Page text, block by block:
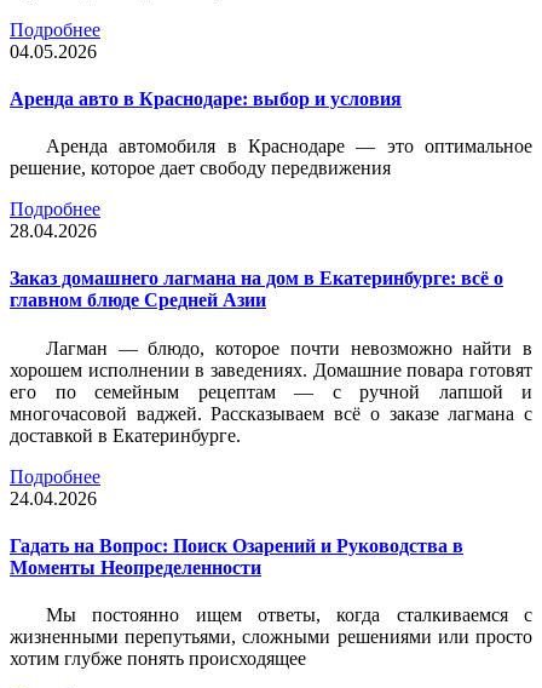
Подробнее
04.05.2026
Аренда авто в Краснодаре: выбор и условия
Аренда автомобиля в Краснодаре — это оптимальное
решение, которое дает свободу передвижения
Подробнее
28.04.2026
Заказ домашнего лагмана на дом в Екатеринбурге: всё о
главном блюде Средней Азии
Лагман — блюдо, которое почти невозможно найти в
хорошем исполнении в заведениях. Домашние повара готовят
его по семейным рецептам — с ручной лапшой и
многочасовой ваджей. Рассказываем всё о заказе лагмана с
доставкой в Екатеринбурге.
Подробнее
24.04.2026
Гадать на Вопрос: Поиск Озарений и Руководства в
Моменты Неопределенности
Мы постоянно ищем ответы, когда сталкиваемся с
жизненными перепутьями, сложными решениями или просто
хотим глубже понять происходящее